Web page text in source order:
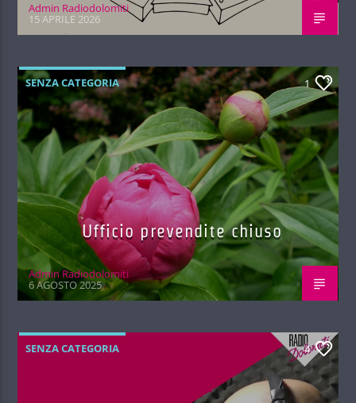
Admin Radiodolomiti
15 APRILE 2026
SENZA CATEGORIA 1
Ufficio prevendite chiuso
Admin Radiodolomiti
6 AGOSTO 2025
SENZA CATEGORIA 4